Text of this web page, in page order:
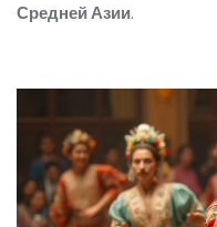
Средней Азии.